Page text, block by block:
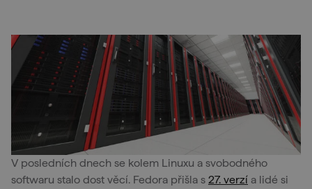
V posledních dnech se kolem Linuxu a svobodného
softwaru stalo dost věcí. Fedora přišla s 27. verzí a lidé si